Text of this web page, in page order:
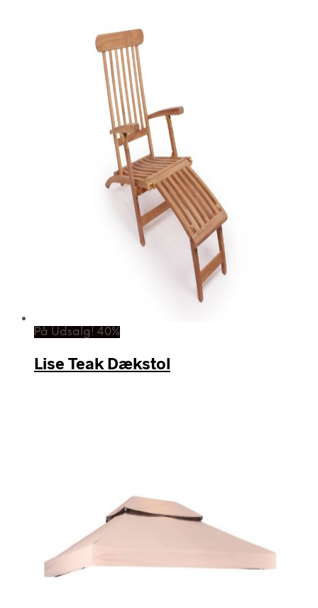
På Udsalg! 40%
Lise Teak Dækstol